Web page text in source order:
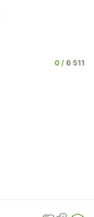
0
6 511